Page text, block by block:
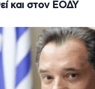
και στον ΕΟΔΥ